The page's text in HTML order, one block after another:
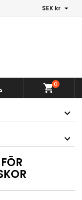
SEK kr 
shopping_cart0